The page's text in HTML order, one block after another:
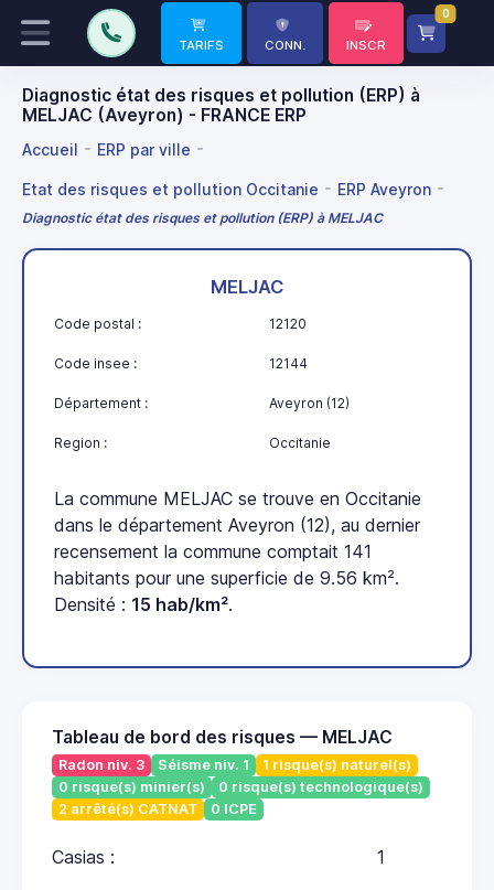
TARIFS CONN. INSCR
0
Diagnostic état des risques et pollution (ERP) à
MELJAC (Aveyron) - FRANCE ERP
Accueil ERP par ville
Etat des risques et pollution Occitanie ERP Aveyron
Diagnostic état des risques et pollution (ERP) à MELJAC
MELJAC
Code postal : 12120
Code insee : 12144
Département : Aveyron (12)
Region : Occitanie
La commune MELJAC se trouve en Occitanie
dans le département Aveyron (12), au dernier
recensement la commune comptait 141
habitants pour une superficie de 9.56 km².
Densité : 15 hab/km².
Tableau de bord des risques — MELJAC
Radon niv. 3 Séisme niv. 1
1 risque(s) naturel(s)
0 risque(s) minier(s)
0 risque(s) technologique(s)
2 arrêté(s) CATNAT
0 ICPE
Casias : 1